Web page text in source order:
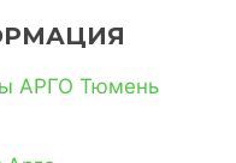
АРГО Тюмень